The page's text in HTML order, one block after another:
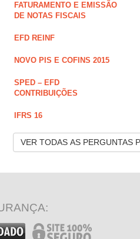
FATURAMENTO E EMISSÃO
DE NOTAS FISCAIS
EFD REINF
NOVO PIS E COFINS 2015
SPED – EFD
CONTRIBUIÇÕES
IFRS 16
VER TODAS AS PERGUNTAS